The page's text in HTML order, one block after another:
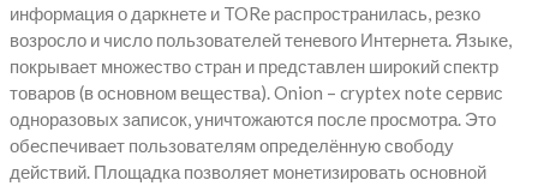
информация о даркнете и TORе распространилась, резко
возросло и число пользователей теневого Интернета. Языке,
покрывает множество стран и представлен широкий спектр
товаров (в основном вещества). Onion – cryptex note сервис
одноразовых записок, уничтожаются после просмотра. Это
обеспечивает пользователям определённую свободу
действий. Площадка позволяет монетизировать основной